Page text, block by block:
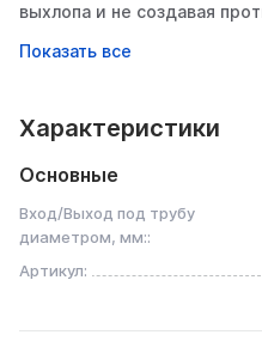
выхлопа и не создавая
• на крейсерских
для тюнинга, где важен
Принцип работы:
Конструкция основана на
объемов: камера (полость):
основной объем для
Характеристики
Основные
Вход/Выход под трубу
диаметром, мм::
Артикул: